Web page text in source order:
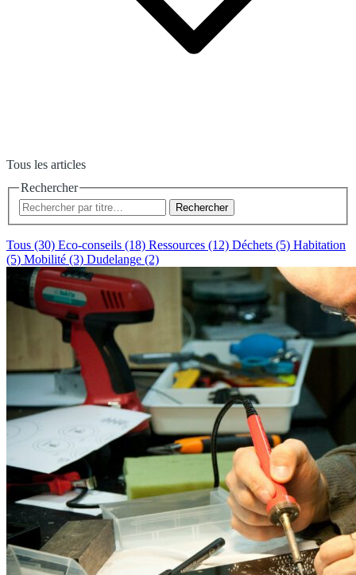
Tous les articles
Rechercher
Rechercher
Tous (30) Eco-conseils (18) Ressources (12) Déchets (5) Habitation
(5) Mobilité (3) Dudelange (2)